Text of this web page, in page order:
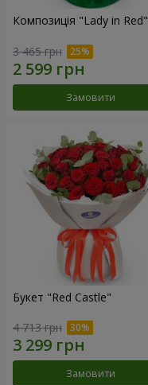
Композиція "Lady in Red"
3 465 грн
Замовити
Букет "Red Castle"
4 713 грн
Замовити